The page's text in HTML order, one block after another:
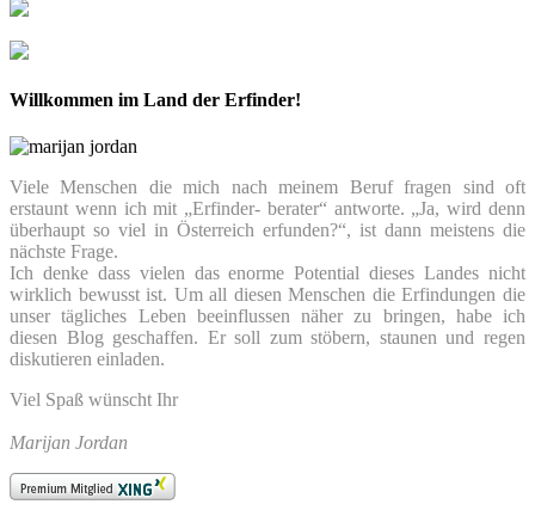
Willkommen im Land der Erfinder!
Viele Menschen die mich nach meinem Beruf fragen sind oft
erstaunt wenn ich mit „Erfinder- berater“ antworte. „Ja, wird denn
überhaupt so viel in Österreich erfunden?“, ist dann meistens die
nächste Frage.
Ich denke dass vielen das enorme Potential dieses Landes nicht
wirklich bewusst ist. Um all diesen Menschen die Erfindungen die
unser tägliches Leben beeinflussen näher zu bringen, habe ich
diesen Blog geschaffen. Er soll zum stöbern, staunen und regen
diskutieren einladen.
Viel Spaß wünscht Ihr
Marijan Jordan